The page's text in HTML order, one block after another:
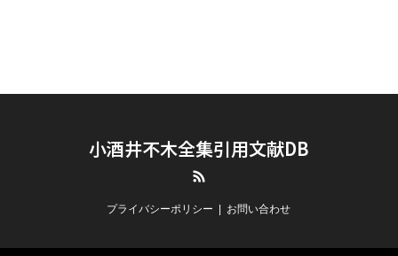
小酒井不木全集引用文献DB
プライバシーポリシー お問い合わせ